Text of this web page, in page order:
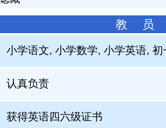
教 员
小学语文, 小学数学, 小学英语,
认真负责
获得英语四六级证书